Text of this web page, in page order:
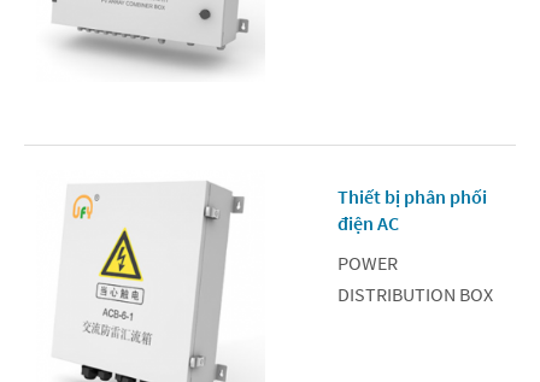
Thiết bị phân phối
điện AC
POWER
DISTRIBUTION BOX